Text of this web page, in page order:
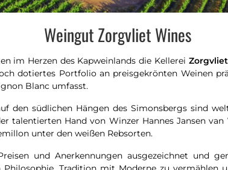
Weingut Zorgvliet Wines
im Herzen des Kapweinlands die Kellerei
dotiertes Portfolio an preisgekrönten Weinen
Blanc umfasst.
den südlichen Hängen des Simonsbergs sind
talentierten Hand von Winzer Hannes Jansen
unter den weißen Rebsorten.
und Anerkennungen ausgezeichnet und